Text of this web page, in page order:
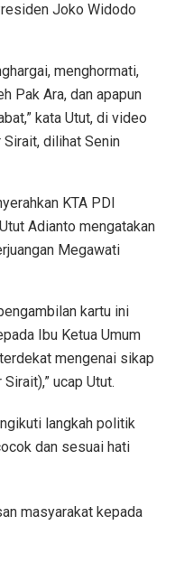
Joko Widodo
menghormati,
Pak Ara, dan apapun
kata Utut, di video
Sirait, dilihat Senin
KTA PDI
Adianto mengatakan
Megawati
kartu ini
Ibu Ketua Umum
mengenai sikap
ucap Utut.
langkah politik
dan sesuai hati
masyarakat kepada